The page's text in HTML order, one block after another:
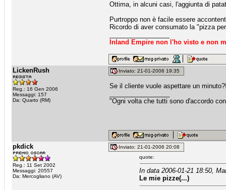
Ottima, in alcuni casi, l'aggiunta di
Purtroppo non è facile essere
Ricordo di aver consumato la "pizza
Inland Empire non l'ho visto e non
LickenRush
Reg.: 16 Gen 2006
Messaggi: 157
Da: Quarto (RM)
Inviato: 21-01-2006 19:35
Se il cliente vuole aspettare un
"Ogni volta che tutti sono d'accordo
pkdick
Reg.: 11 Set 2002
Messaggi: 20557
Da: Mercogliano (AV)
Inviato: 21-01-2006 20:08
quote:
In data 2006-01-21 18:50,
Le mie pizze(...)